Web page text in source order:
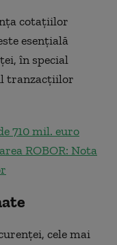
cotațiilor
esențială
în special
tranzacțiilor
710 mil. euro
ROBOR: Nota
cele mai